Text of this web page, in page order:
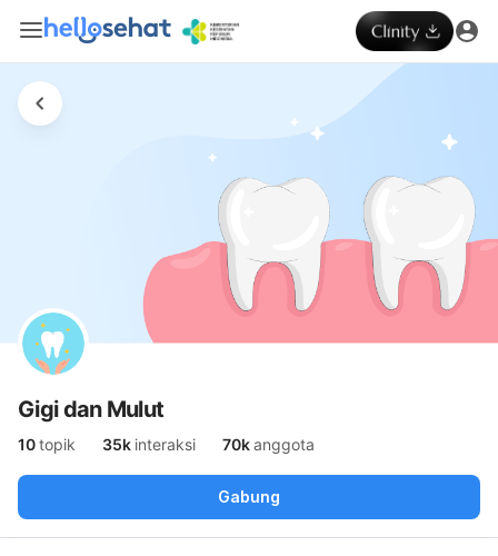
Gigi dan Mulut
10topik 35k interaksi 70kanggota
Gabung